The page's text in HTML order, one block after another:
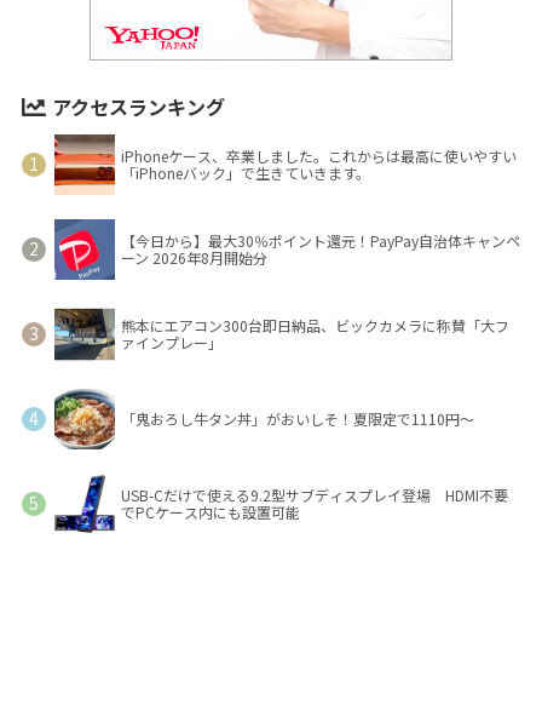
アクセスランキング
iPhoneケース、卒業しました。これからは最高に使いやすい
「iPhoneバック」で生きていきます。
【今日から】最大30％ポイント還元！PayPay自治体キャンペ
ーン 2026年8月開始分
熊本にエアコン300台即日納品、ビックカメラに称賛「大フ
ァインプレー」
「鬼おろし牛タン丼」がおいしそ！夏限定で1110円～
USB-Cだけで使える9.2型サブディスプレイ登場 HDMI不要
でPCケース内にも設置可能